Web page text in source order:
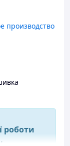
производство
роботи